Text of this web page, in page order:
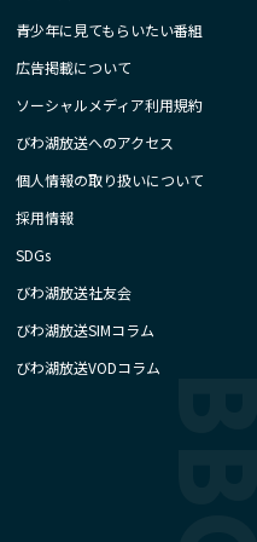
青少年に見てもらいたい番組
広告掲載について
ソーシャルメディア利用規約
びわ湖放送へのアクセス
個人情報の取り扱いについて
採用情報
SDGs
びわ湖放送社友会
びわ湖放送SIMコラム
びわ湖放送VODコラム